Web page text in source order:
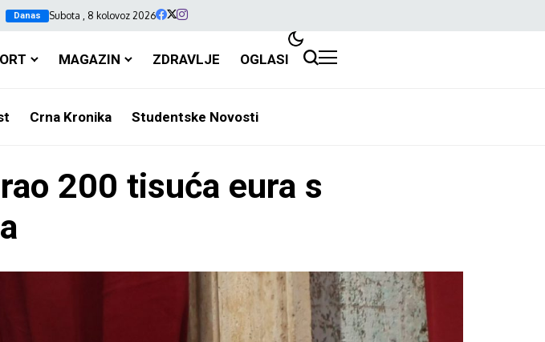
Danas Subota , 8 kolovoz 2026
MAGAZIN ZDRAVLJE OGLASI
Crna Kronika Studentske Novosti
200 tisuća eura s